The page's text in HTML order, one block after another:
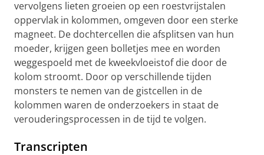
vervolgens lieten groeien op een roestvrijstalen
oppervlak in kolommen, omgeven door een sterke
magneet. De dochtercellen die afsplitsen van hun
moeder, krijgen geen bolletjes mee en worden
weggespoeld met de kweekvloeistof die door de
kolom stroomt. Door op verschillende tijden
monsters te nemen van de gistcellen in de
kolommen waren de onderzoekers in staat de
verouderingsprocessen in de tijd te volgen.
Transcripten